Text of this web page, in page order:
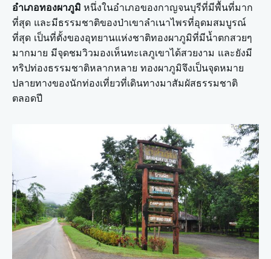
อำเภอทองผาภูมิ หนึ่งในอำเภอของกาญจนบุรีที่มีพื้นที่มาก
ที่สุด และมีธรรมชาติของป่าเขาลำเนาไพรที่อุดมสมบูรณ์
ที่สุด เป็นที่ตั้งของอุทยานแห่งชาติทองผาภูมิที่มีน้ำตกสวยๆ
มากมาย มีจุดชมวิวมองเห็นทะเลภูเขาได้สวยงาม และยังมี
ทริปท่องธรรมชาติหลากหลาย ทองผาภูมิจึงเป็นจุดหมาย
ปลายทางของนักท่องเที่ยวที่เดินทางมาสัมผัสธรรมชาติ
ตลอดปี